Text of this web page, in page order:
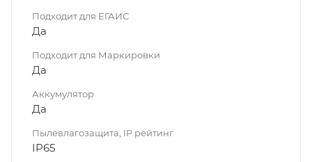
Подходит для ЕГАИС
Да
Подходит для Маркировки
Да
Аккумулятор
Да
Пылевлагозащита, IP рейтинг
IP65